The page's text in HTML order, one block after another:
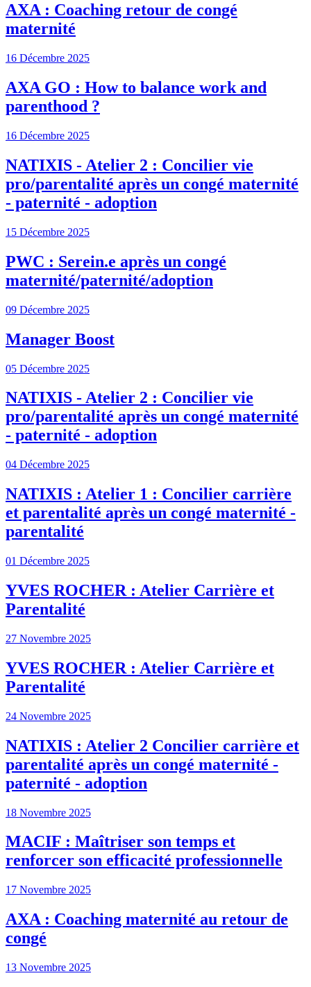
AXA : Coaching retour de congé
maternité
16 Décembre 2025
AXA GO : How to balance work and
parenthood ?
16 Décembre 2025
NATIXIS - Atelier 2 : Concilier vie
pro/parentalité après un congé maternité
- paternité - adoption
15 Décembre 2025
PWC : Serein.e après un congé
maternité/paternité/adoption
09 Décembre 2025
Manager Boost
05 Décembre 2025
NATIXIS - Atelier 2 : Concilier vie
pro/parentalité après un congé maternité
- paternité - adoption
04 Décembre 2025
NATIXIS : Atelier 1 : Concilier carrière
et parentalité après un congé maternité -
parentalité
01 Décembre 2025
YVES ROCHER : Atelier Carrière et
Parentalité
27 Novembre 2025
YVES ROCHER : Atelier Carrière et
Parentalité
24 Novembre 2025
NATIXIS : Atelier 2 Concilier carrière et
parentalité après un congé maternité -
paternité - adoption
18 Novembre 2025
MACIF : Maîtriser son temps et
renforcer son efficacité professionnelle
17 Novembre 2025
AXA : Coaching maternité au retour de
congé
13 Novembre 2025